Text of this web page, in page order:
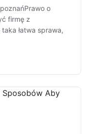
o
firmę z
łatwa sprawa,